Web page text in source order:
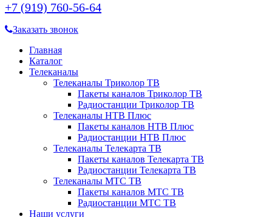
+7 (919) 760-56-64
Заказать звонок
Главная
Каталог
Телеканалы
Телеканалы Триколор ТВ
Пакеты каналов Триколор ТВ
Радиостанции Триколор ТВ
Телеканалы НТВ Плюс
Пакеты каналов НТВ Плюс
Радиостанции НТВ Плюс
Телеканалы Телекарта ТВ
Пакеты каналов Телекарта ТВ
Радиостанции Телекарта ТВ
Телеканалы МТС ТВ
Пакеты каналов МТС ТВ
Радиостанции МТС ТВ
Наши услуги